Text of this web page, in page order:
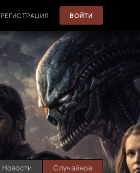
РЕГИСТРАЦИЯ ВОЙТИ
Новости Случайное